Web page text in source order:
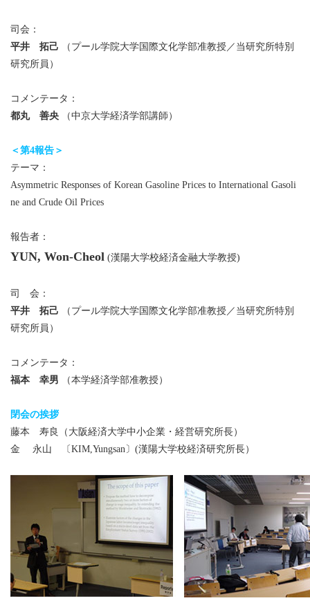
司会：
平井 拓己 （プール学院大学国際文化学部准教授／当研究所特別
研究所員）
コメンテータ：
都丸 善央 （中京大学経済学部講師）
＜第4報告＞
テーマ：
Asymmetric Responses of Korean Gasoline Prices to International Gasoli
ne and Crude Oil Prices
報告者：
YUN, Won-Cheol (漢陽大学校経済金融大学教授)
司 会：
平井 拓己 （プール学院大学国際文化学部准教授／当研究所特別
研究所員）
コメンテータ：
福本 幸男 （本学経済学部准教授）
閉会の挨拶
藤本 寿良（大阪経済大学中小企業・経営研究所長）
金 永山 〔KIM,Yungsan〕(漢陽大学校経済研究所長）